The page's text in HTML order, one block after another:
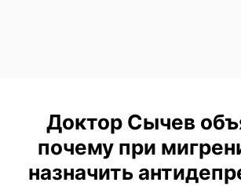
Доктор Сычев
почему при
назначить